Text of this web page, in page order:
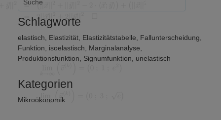
Schlagworte
elastisch Elastizität, Elastizitätstabelle Fallunterscheidung
Funktion
isoelastisch Marginalanalyse
Produktionsfunktion
Signumfunktion unelastisch
Kategorien
Mikroökonomik